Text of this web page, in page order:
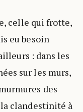
celle qui frotte,
eu besoin
: dans les
sur les murs,
des
clandestinité à